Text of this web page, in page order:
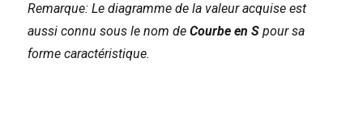
Remarque: Le diagramme de la valeur acquise est
aussi connu sous le nom deCourbe en S pour sa
forme caractéristique.